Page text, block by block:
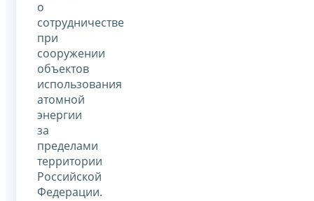
о
сотрудничестве
при
сооружении
объектов
использования
атомной
энергии
за
пределами
территории
Российской
Федерации.